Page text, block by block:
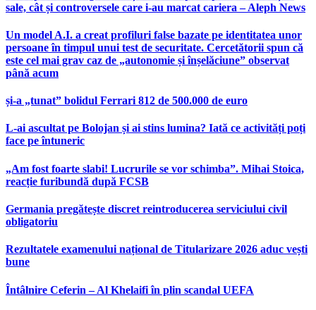
sale, cât și controversele care i-au marcat cariera – Aleph News
Un model A.I. a creat profiluri false bazate pe identitatea unor
persoane în timpul unui test de securitate. Cercetătorii spun că
este cel mai grav caz de „autonomie și înșelăciune” observat
până acum
și-a „tunat” bolidul Ferrari 812 de 500.000 de euro
L-ai ascultat pe Bolojan și ai stins lumina? Iată ce activități poți
face pe întuneric
„Am fost foarte slabi! Lucrurile se vor schimba”. Mihai Stoica,
reacție furibundă după FCSB
Germania pregătește discret reintroducerea serviciului civil
obligatoriu
Rezultatele examenului național de Titularizare 2026 aduc vești
bune
Întâlnire Ceferin – Al Khelaifi în plin scandal UEFA